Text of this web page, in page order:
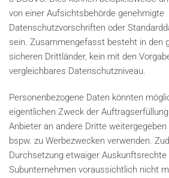
von einer Aufsichtsbehörde genehmigte
Datenschutzvorschriften oder
sein. Zusammengefasst besteht in den
sicheren Drittländer, kein mit den
vergleichbares Datenschutzniveau.
Personenbezogene Daten könnten
eigentlichen Zweck der
Anbieter an andere Dritte
bspw. zu Werbezwecken verwenden.
Durchsetzung etwaiger Auskunftsrechte
Subunternehmen voraussichtlich nicht